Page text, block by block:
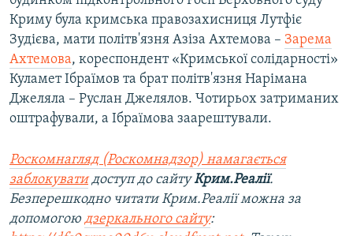
Криму була кримська правозахисниця Лутфіє
Зудієва, мати політв'язня Азіза Ахтемова – Зарема
Ахтемова, кореспондент «Кримської солідарності»
Куламет Ібраїмов та брат політв'язня Нарімана
Джеляла – Руслан Джелялов. Чотирьох затриманих
оштрафували, а Ібраїмова заарештували.
Роскомнагляд (Роскомнадзор) намагається
заблокуватидоступ до сайтуКрим.Реалії.
Безперешкодно читати Крим.Реалії можна за
допомогою дзеркального сайту: